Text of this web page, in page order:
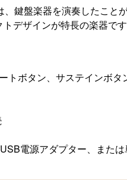
鍵盤楽器を演奏したこと
デザインが特長の楽器です
トボタン、サステインボタ
電源アダプター、または